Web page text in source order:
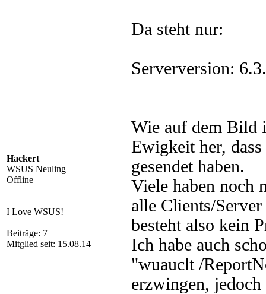
Hackert
WSUS Neuling
Offline
I Love WSUS!
Beiträge: 7
Mitglied seit: 15.08.14
Da steht nur:
Serverversion:
Wie auf dem Bild
Ewigkeit her,
gesendet haben.
Viele haben noch
alle Clients/
besteht also kein
Ich habe auch
"wuauclt /
erzwingen,